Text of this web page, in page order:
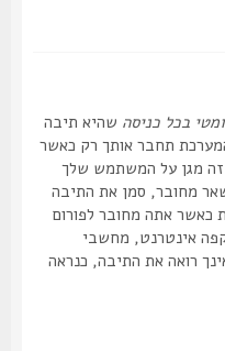
כניסהשהיא תיבה
תחבר אותך רק כאשר
על המשתמש שלך
סמן את התיבה
אתה מחובר לפורום
מחשבי
את התיבה, כנראה